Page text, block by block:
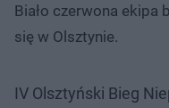
Biało czerwona ekipa
się w Olsztynie.
IV Olsztyński Bieg